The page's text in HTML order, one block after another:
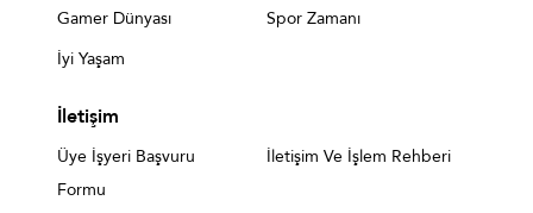
Gamer Dünyası
Spor Zamanı
İyi Yaşam
İletişim
Üye İşyeri Başvuru
Formu
İletişim Ve İşlem Rehberi